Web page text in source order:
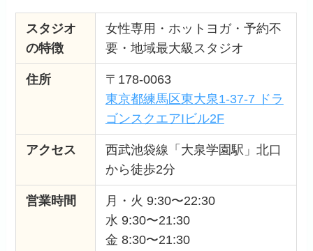
スタジオ
の特徴
女性専用・ホットヨガ・予約不
要・地域最大級スタジオ
住所
〒178-0063
東京都練馬区東大泉1-37-7 ドラ
ゴンスクエアIビル2F
アクセス
西武池袋線「大泉学園駅」北口
から徒歩2分
営業時間
月・火 9:30〜22:30
水 9:30〜21:30
金 8:30〜21:30